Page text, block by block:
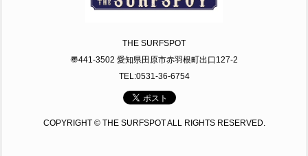
THE SURFSPOT
〠441-3502 愛知県田原市赤羽根町出口127-2
TEL:0531-36-6754
COPYRIGHT © THE SURFSPOT ALL RIGHTS RESERVED.